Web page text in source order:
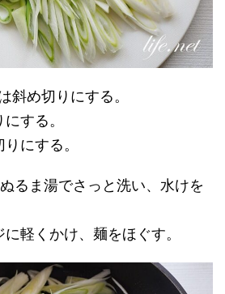
斜め切りにする。
する。
にする。
るま湯でさっと洗い、水けを
軽くかけ、麺をほぐす。